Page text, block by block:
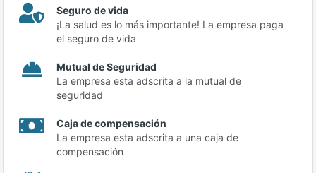
Seguro de vida
¡La salud es lo más importante! La empresa paga
el seguro de vida
Mutual de Seguridad
La empresa esta adscrita a la mutual de
seguridad
Caja de compensación
La empresa esta adscrita a una caja de
compensación